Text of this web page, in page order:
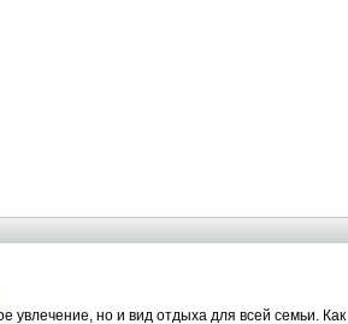
увлечение, но и вид отдыха для всей семьи.